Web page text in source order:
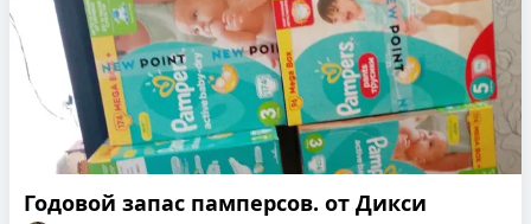
Годовой запас памперсов. от Дикси